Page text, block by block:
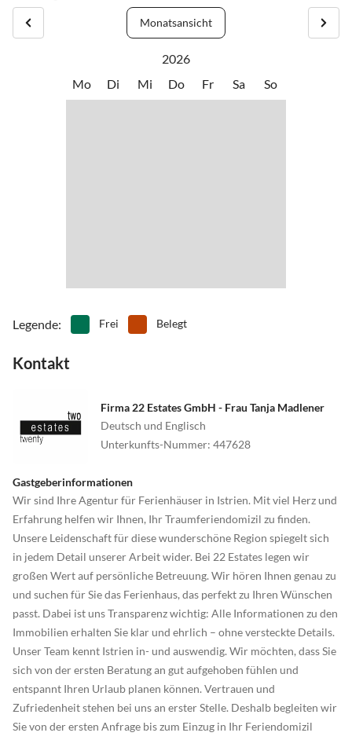
Sehenswürdigkeiten
Tanzen
Tretbootfahren
Wandern
Restaurants, Bars, Einkaufszentren und Shoppingmöglichkeiten.
Ebenfalls befindet sich in Labin ein Ärztehaus und die Markthalle
Die historische Altstadt ist ebenfalls nur 20 Autominuten entfernt
und ein Besuch lohnt sich mit Sicherheit.
Monatsansicht
2026
Mo
Di Mi Do Fr Sa So
Legende: Frei Belegt
Kontakt
Firma 22 Estates GmbH - Frau Tanja Madlener
Deutsch und Englisch
Unterkunfts-Nummer: 447628
Gastgeberinformationen
Wir sind Ihre Agentur für Ferienhäuser in Istrien. Mit viel Herz und
Erfahrung helfen wir Ihnen, Ihr Traumferiendomizil zu finden.
Unsere Leidenschaft für diese wunderschöne Region spiegelt sich
in jedem Detail unserer Arbeit wider. Bei 22 Estates legen wir
großen Wert auf persönliche Betreuung. Wir hören Ihnen genau zu
und suchen für Sie das Ferienhaus, das perfekt zu Ihren Wünschen
passt. Dabei ist uns Transparenz wichtig: Alle Informationen zu den
Immobilien erhalten Sie klar und ehrlich – ohne versteckte Details.
Unser Team kennt Istrien in- und auswendig. Wir möchten, dass Sie
sich von der ersten Beratung an gut aufgehoben fühlen und
entspannt Ihren Urlaub planen können. Vertrauen und
Zufriedenheit stehen bei uns an erster Stelle. Deshalb begleiten wir
Sie von der ersten Anfrage bis zum Einzug in Ihr Feriendomizil